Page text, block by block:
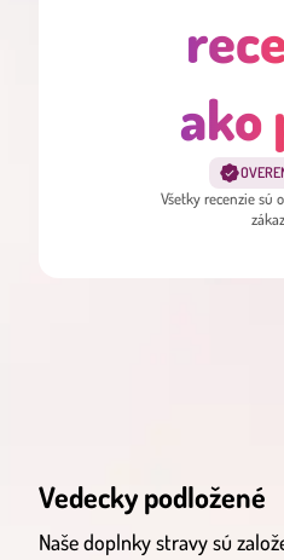
ako
Všetky recenzie sú
Vedecky podložené
Naše doplnky stravy sú